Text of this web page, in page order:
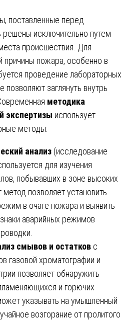
поставленные перед
решены исключительно путем
происшествия. Для
причины пожара, особенно в
проведение лабораторных
позволяют заглянуть внутрь
методика
экспертизы использует
методы:
анализ (исследование
для изучения
побывавших в зоне высоких
позволяет установить
в очаге пожара и выявить
аварийных режимов
смывов и остатков с
газовой хроматографии и
позволяет обнаружить
и горючих
указывать на умышленный
возгорание от пролитого